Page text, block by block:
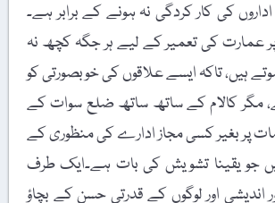
کی کار کردگی نہ ہونے کے برابر ہے۔
عمارت کی تعمیر کے لیے ہر جگہ کچھ نہ
ہیں، تاکہ ایسے علاقوں کی خوبصورتی کو
مگر کالام کے ساتھ ساتھ ضلع سوات کے
پر بغیر کسی مجاز ادارے کی منظوری کے
جو یقینا تشویش کی بات ہے۔ایک طرف
اندیشی اور لوگوں کے قدرتی حسن کے بچاؤ